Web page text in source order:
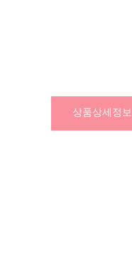
상품상세정보